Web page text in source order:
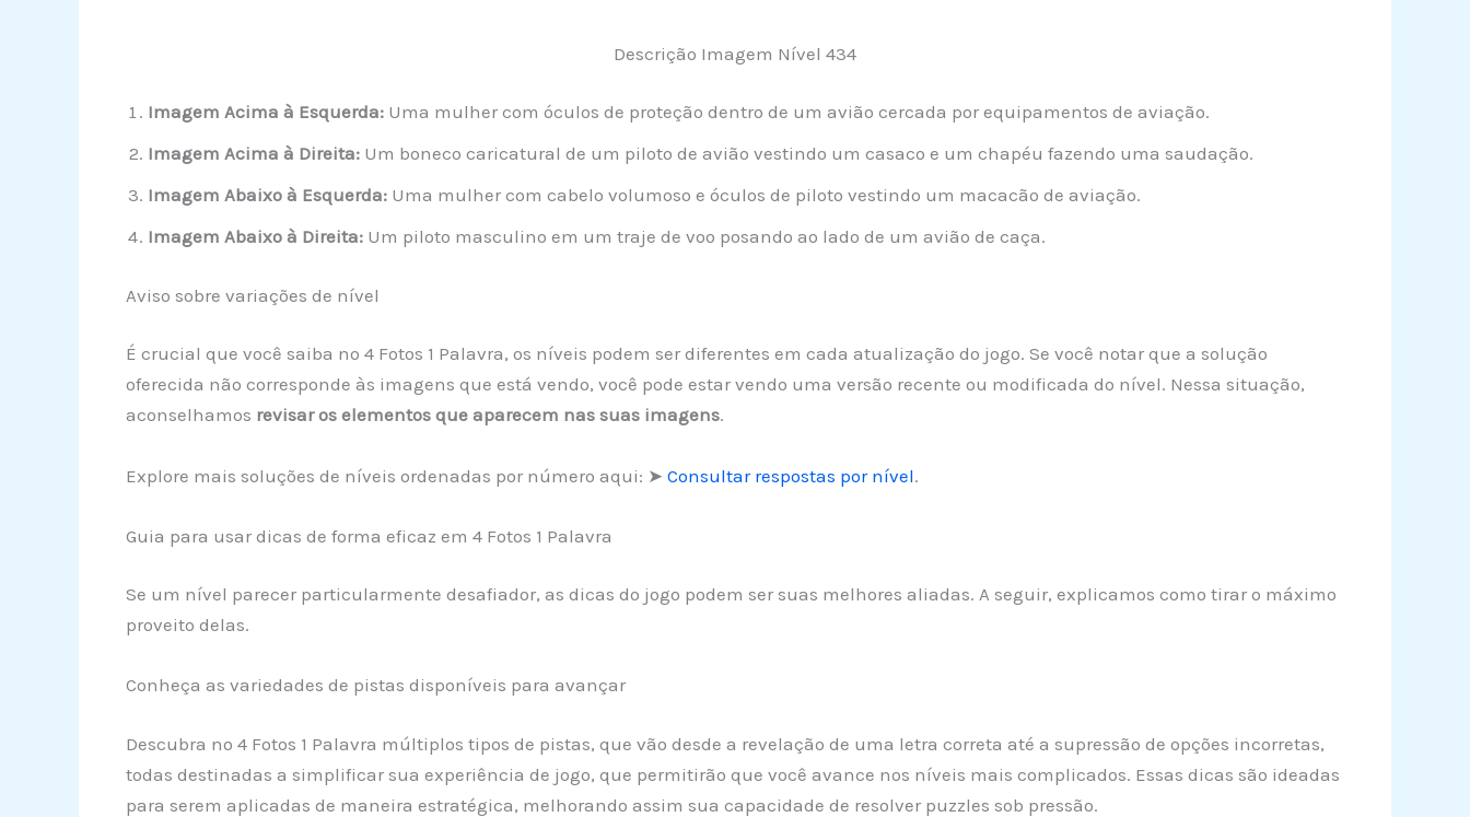
Descrição Imagem Nível 434
Imagem Acima à Esquerda:Uma mulher com óculos de proteção dentro de um avião cercada por equipamentos de aviação.
Imagem Acima à Direita:Um boneco caricatural de um piloto de avião vestindo um casaco e um chapéu fazendo uma saudação.
Imagem Abaixo à Esquerda:Uma mulher com cabelo volumoso e óculos de piloto vestindo um macacão de aviação.
Imagem Abaixo à Direita:Um piloto masculino em um traje de voo posando ao lado de um avião de caça.
Aviso sobre variações de nível
É crucial que você saiba no 4 Fotos 1 Palavra, os níveis podem ser diferentes em cada atualização do jogo. Se você notar que a solução
oferecida não corresponde às imagens que está vendo, você pode estar vendo uma versão recente ou modificada do nível. Nessa situação,
aconselhamos revisar os elementos que aparecem nas suas imagens.
Explore mais soluções de níveis ordenadas por número aqui: ➤ Consultar respostas por nível.
Guia para usar dicas de forma eficaz em 4 Fotos 1 Palavra
Se um nível parecer particularmente desafiador, as dicas do jogo podem ser suas melhores aliadas. A seguir, explicamos como tirar o máximo
proveito delas.
Conheça as variedades de pistas disponíveis para avançar
Descubra no 4 Fotos 1 Palavra múltiplos tipos de pistas, que vão desde a revelação de uma letra correta até a supressão de opções incorretas,
todas destinadas a simplificar sua experiência de jogo, que permitirão que você avance nos níveis mais complicados. Essas dicas são ideadas
para serem aplicadas de maneira estratégica, melhorando assim sua capacidade de resolver puzzles sob pressão.